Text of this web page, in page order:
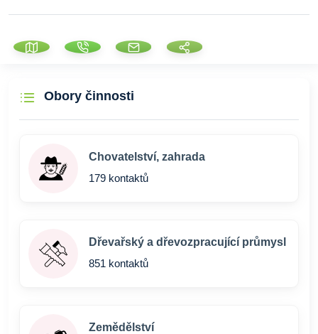
Obory činnosti
Chovatelství, zahrada
179 kontaktů
Dřevařský a dřevozpracující průmysl
851 kontaktů
Zemědělství